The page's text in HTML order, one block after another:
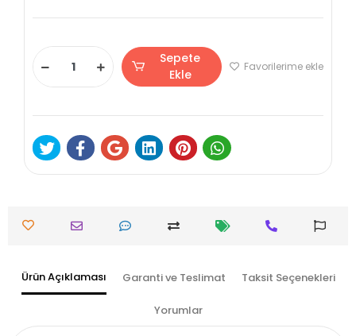
Sepete
Ekle
Favorilerime ekle
Ürün Açıklaması Garanti ve Teslimat Taksit Seçenekleri
Yorumlar